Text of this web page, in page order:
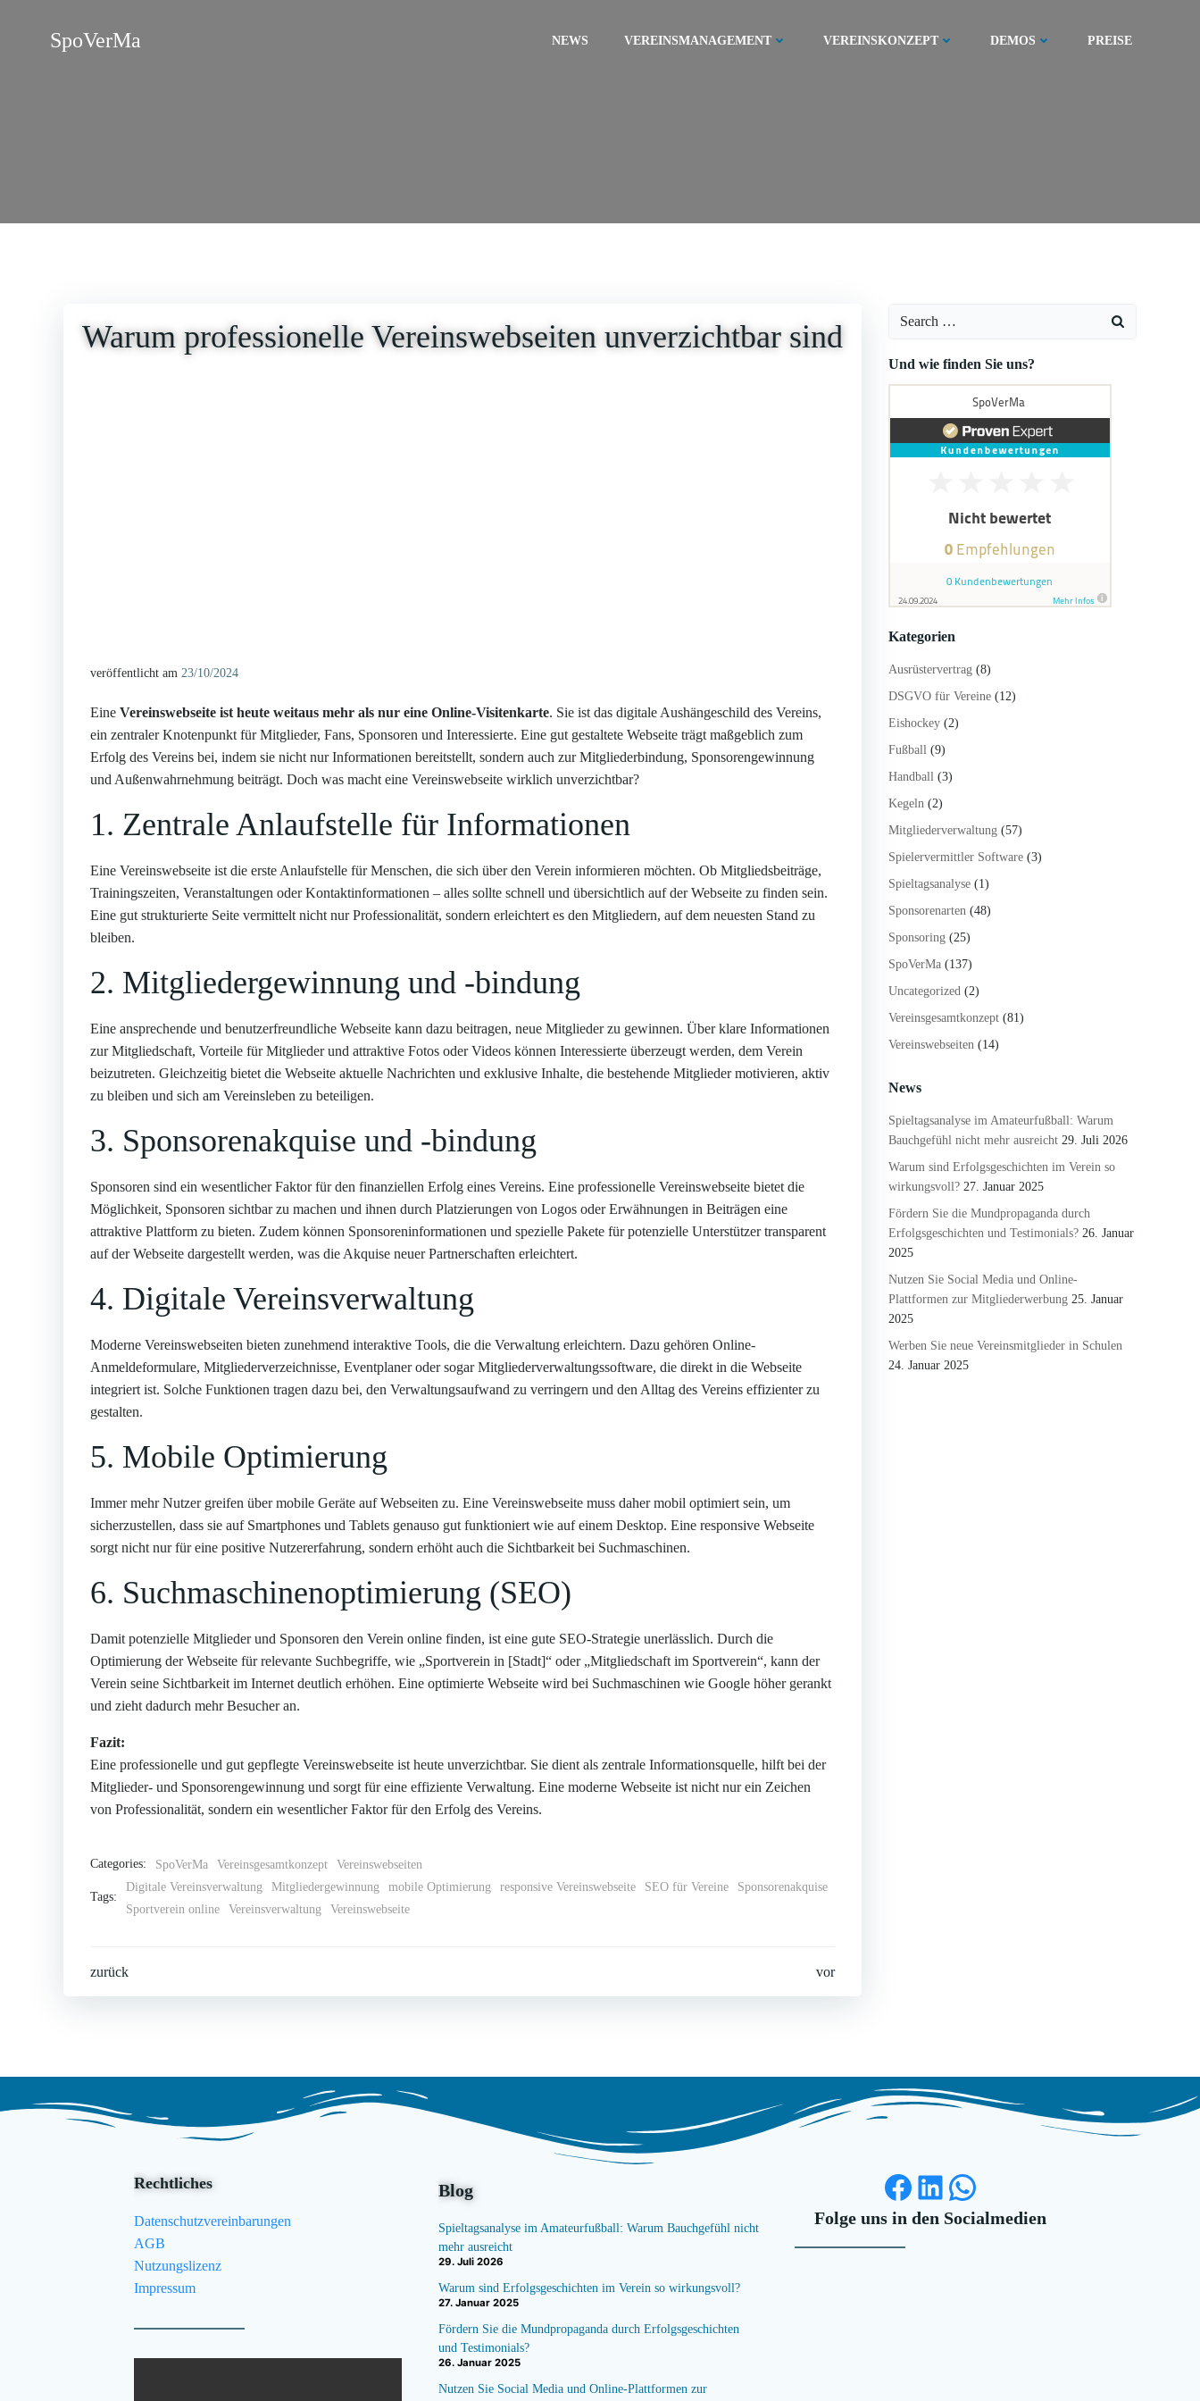
SpoVerMa NEWS VEREINSMANAGEMENT VEREINSKONZEPT DEMOS PREISE
Warum professionelle Vereinswebseiten unverzichtbar sind
veröffentlicht am 23/10/2024
Eine Vereinswebseite ist heute weitaus mehr als nur eine Online-Visitenkarte. Sie ist das digitale Aushängeschild des Vereins,
ein zentraler Knotenpunkt für Mitglieder, Fans, Sponsoren und Interessierte. Eine gut gestaltete Webseite trägt maßgeblich zum
Erfolg des Vereins bei, indem sie nicht nur Informationen bereitstellt, sondern auch zur Mitgliederbindung, Sponsorengewinnung
und Außenwahrnehmung beiträgt. Doch was macht eine Vereinswebseite wirklich unverzichtbar?
1. Zentrale Anlaufstelle für Informationen
Eine Vereinswebseite ist die erste Anlaufstelle für Menschen, die sich über den Verein informieren möchten. Ob Mitgliedsbeiträge,
Trainingszeiten, Veranstaltungen oder Kontaktinformationen – alles sollte schnell und übersichtlich auf der Webseite zu finden sein.
Eine gut strukturierte Seite vermittelt nicht nur Professionalität, sondern erleichtert es den Mitgliedern, auf dem neuesten Stand zu
bleiben.
2. Mitgliedergewinnung und -bindung
Eine ansprechende und benutzerfreundliche Webseite kann dazu beitragen, neue Mitglieder zu gewinnen. Über klare Informationen
zur Mitgliedschaft, Vorteile für Mitglieder und attraktive Fotos oder Videos können Interessierte überzeugt werden, dem Verein
beizutreten. Gleichzeitig bietet die Webseite aktuelle Nachrichten und exklusive Inhalte, die bestehende Mitglieder motivieren, aktiv
zu bleiben und sich am Vereinsleben zu beteiligen.
3. Sponsorenakquise und -bindung
Sponsoren sind ein wesentlicher Faktor für den finanziellen Erfolg eines Vereins. Eine professionelle Vereinswebseite bietet die
Möglichkeit, Sponsoren sichtbar zu machen und ihnen durch Platzierungen von Logos oder Erwähnungen in Beiträgen eine
attraktive Plattform zu bieten. Zudem können Sponsoreninformationen und spezielle Pakete für potenzielle Unterstützer transparent
auf der Webseite dargestellt werden, was die Akquise neuer Partnerschaften erleichtert.
4. Digitale Vereinsverwaltung
Moderne Vereinswebseiten bieten zunehmend interaktive Tools, die die Verwaltung erleichtern. Dazu gehören Online-
Anmeldeformulare, Mitgliederverzeichnisse, Eventplaner oder sogar Mitgliederverwaltungssoftware, die direkt in die Webseite
integriert ist. Solche Funktionen tragen dazu bei, den Verwaltungsaufwand zu verringern und den Alltag des Vereins effizienter zu
gestalten.
5. Mobile Optimierung
Immer mehr Nutzer greifen über mobile Geräte auf Webseiten zu. Eine Vereinswebseite muss daher mobil optimiert sein, um
sicherzustellen, dass sie auf Smartphones und Tablets genauso gut funktioniert wie auf einem Desktop. Eine responsive Webseite
sorgt nicht nur für eine positive Nutzererfahrung, sondern erhöht auch die Sichtbarkeit bei Suchmaschinen.
6. Suchmaschinenoptimierung (SEO)
Damit potenzielle Mitglieder und Sponsoren den Verein online finden, ist eine gute SEO-Strategie unerlässlich. Durch die
Optimierung der Webseite für relevante Suchbegriffe, wie „Sportverein in [Stadt]“ oder „Mitgliedschaft im Sportverein“, kann der
Verein seine Sichtbarkeit im Internet deutlich erhöhen. Eine optimierte Webseite wird bei Suchmaschinen wie Google höher gerankt
und zieht dadurch mehr Besucher an.
Fazit:
Eine professionelle und gut gepflegte Vereinswebseite ist heute unverzichtbar. Sie dient als zentrale Informationsquelle, hilft bei der
Mitglieder- und Sponsorengewinnung und sorgt für eine effiziente Verwaltung. Eine moderne Webseite ist nicht nur ein Zeichen
von Professionalität, sondern ein wesentlicher Faktor für den Erfolg des Vereins.
Categories: SpoVerMa Vereinsgesamtkonzept Vereinswebseiten
Tags:
Digitale Vereinsverwaltung Mitgliedergewinnung mobile Optimierung responsive Vereinswebseite SEO für Vereine
Sponsorenakquise
Sportverein online
Vereinsverwaltung Vereinswebseite
Post
zurück vor
Search
Und wie finden Sie uns?
Kategorien
Ausrüstervertrag (8)
DSGVO für Vereine (12)
Eishockey (2)
Fußball (9)
Handball (3)
Kegeln (2)
Mitgliederverwaltung (57)
Spielervermittler Software (3)
Spieltagsanalyse (1)
Sponsorenarten (48)
Sponsoring (25)
SpoVerMa (137)
Uncategorized (2)
Vereinsgesamtkonzept (81)
Vereinswebseiten (14)
News
Spieltagsanalyse im Amateurfußball: Warum
Bauchgefühl nicht mehr ausreicht 29. Juli 2026
Warum sind Erfolgsgeschichten im Verein so
wirkungsvoll? 27. Januar 2025
Fördern Sie die Mundpropaganda durch
Erfolgsgeschichten und Testimonials? 26. Januar
2025
Nutzen Sie Social Media und Online-
Plattformen zur Mitgliederwerbung 25. Januar
2025
Werben Sie neue Vereinsmitglieder in Schulen
24. Januar 2025
Rechtliches
Datenschutzvereinbarungen
AGB
Nutzungslizenz
Impressum
Blog
Spieltagsanalyse im Amateurfußball: Warum Bauchgefühl nicht
mehr ausreicht
29. Juli 2026
Warum sind Erfolgsgeschichten im Verein so wirkungsvoll?
27. Januar 2025
Fördern Sie die Mundpropaganda durch Erfolgsgeschichten
und Testimonials?
26. Januar 2025
Nutzen Sie Social Media und Online-Plattformen zur
Facebook
LinkedIn
WhatsApp
Folge uns in den Socialmedien